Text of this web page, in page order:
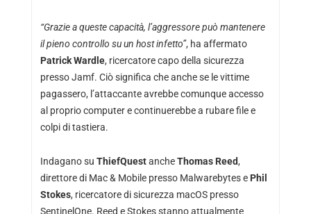
“Grazie a queste capacità, l’aggressore può mantenere
il pieno controllo su un host infetto”, ha affermato
Patrick Wardle, ricercatore capo della sicurezza
presso Jamf. Ciò significa che anche se le vittime
pagassero, l’attaccante avrebbe comunque accesso
al proprio computer e continuerebbe a rubare file e
colpi di tastiera.
Indagano su ThiefQuestancheThomas Reed,
direttore di Mac & Mobile presso Malwarebytes e Phil
Stokes, ricercatore di sicurezza macOS presso
SentinelOne. Reed e Stokes stanno attualmente